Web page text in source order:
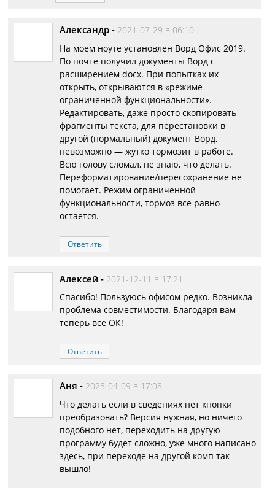
Александр - 2021-07-29 в 06:10
На моем ноуте установлен Ворд Офис 2019.
По почте получил документы Ворд с
расширением docx. При попытках их
открыть, открываются в «режиме
ограниченной функциональности».
Редактировать, даже просто скопировать
фрагменты текста, для перестановки в
другой (нормальный) документ Ворд,
невозможно — жутко тормозит в работе.
Всю голову сломал, не знаю, что делать.
Переформатирование/пересохранение не
помогает. Режим ограниченной
функциональности, тормоз все равно
остается.
Ответить
Алексей - 2021-12-11 в 17:21
Спасибо! Пользуюсь офисом редко. Возникла
проблема совместимости. Благодаря вам
теперь все ОК!
Ответить
Аня - 2023-04-09 в 17:08
Что делать если в сведениях нет кнопки
преобразовать? Версия нужная, но ничего
подобного нет, переходить на другую
программу будет сложно, уже много написано
здесь, при переходе на другой комп так
вышло!